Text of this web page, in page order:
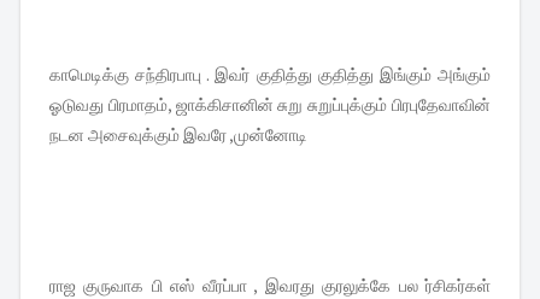
காமெடிக்கு சந்திரபாபு . இவர் குதித்து குதித்து இங்கும் அங்கும்
ஓடுவது பிரமாதம், ஜாக்கிசானின் சுறு சுறுப்புக்கும் பிரபுதேவாவின்
நடன அசைவுக்கும் இவரே ,முன்னோடி
ராஜ குருவாக பி எஸ் வீரப்பா , இவரது குரலுக்கே பல ர்சிகர்கள்